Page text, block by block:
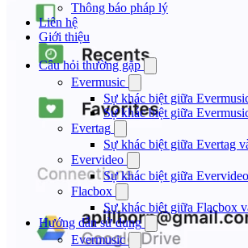
Thông báo pháp lý
Liên hệ
Giới thiệu
Câu hỏi thường gặp
Evermusic
Sự khác biệt giữa
Sự khác biệt giữa
Evertag
Sự khác biệt giữa Evertag
Evervideo
Sự khác biệt giữa
Flacbox
Sự khác biệt giữa Flacbox
Hướng dẫn sử dụng
Evermusic